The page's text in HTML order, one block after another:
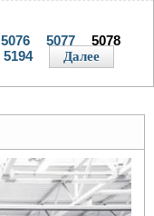
5076 5077
5078
5194 Далее